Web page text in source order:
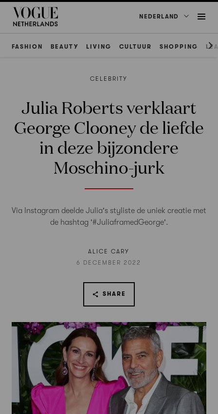
NEDERLAND
FASHION BEAUTY LIVING CULTUUR SHOPPING
CELEBRITY
Julia Roberts verklaart
George Clooney de liefde
in deze bijzondere
Moschino-jurk
Via Instagram deelde Julia's styliste de uniek creatie met
de hashtag '#JuliaframedGeorge'.
ALICE CARY
6 DECEMBER 2022
SHARE